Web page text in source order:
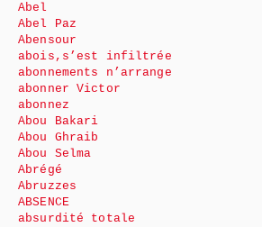
Abel
Abel Paz
Abensour
abois,s’est infiltrée
abonnements n’arrange
abonner Victor
abonnez
Abou Bakari
Abou Ghraib
Abou Selma
Abrégé
Abruzzes
ABSENCE
absurdité totale